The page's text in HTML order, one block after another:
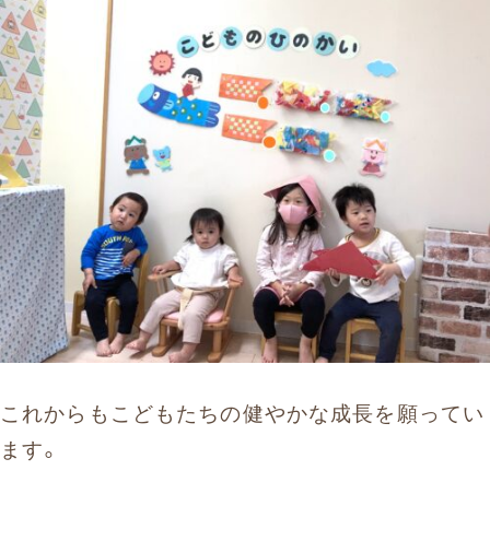
これからもこどもたちの健やかな成長を願ってい
ます。